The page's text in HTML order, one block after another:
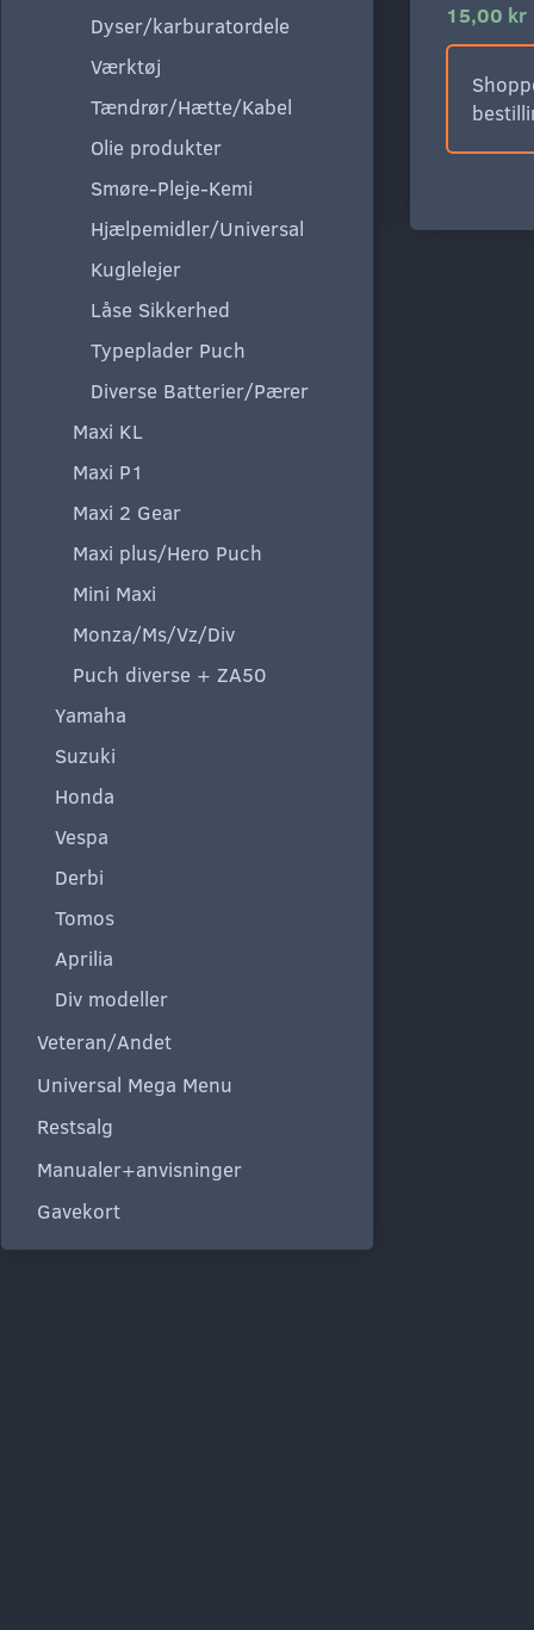
Dyser/karburatordele
Værktøj
Tændrør/Hætte/Kabel
Olie produkter
Smøre-Pleje-Kemi
Hjælpemidler/Universal
Kuglelejer
Låse Sikkerhed
Typeplader Puch
Diverse Batterier/Pærer
Maxi KL
Maxi P1
Maxi 2 Gear
Maxi plus/Hero Puch
Mini Maxi
Monza/Ms/Vz/Div
Puch diverse + ZA50
Yamaha
Suzuki
Honda
Vespa
Derbi
Tomos
Aprilia
Div modeller
Veteran/Andet
Universal Mega Menu
Restsalg
Manualer+anvisninger
Gavekort
15,00 kr